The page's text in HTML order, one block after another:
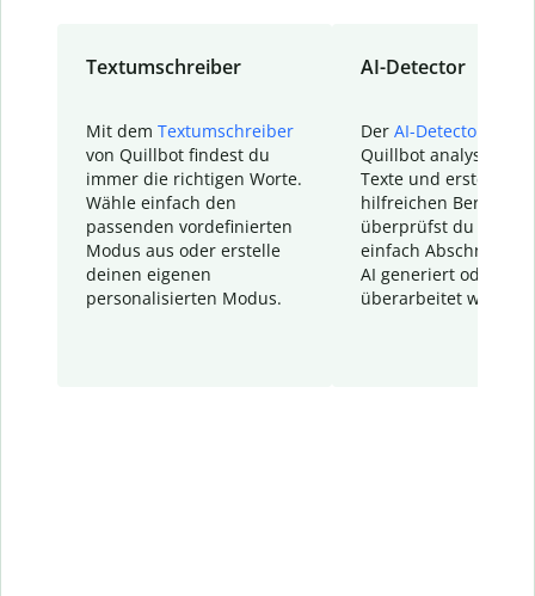
Textumschreiber
Mit dem Textumschreiber
von Quillbot findest du
immer die richtigen Worte.
Wähle einfach den
passenden vordefinierten
Modus aus oder erstelle
deinen eigenen
personalisierten Modus.
AI-Detector
Der AI-Detector
Quillbot analysiert
Texte und erstellt
hilfreichen Bericht.
überprüfst du
einfach Abschnitte,
AI generiert oder
überarbeitet wurden.